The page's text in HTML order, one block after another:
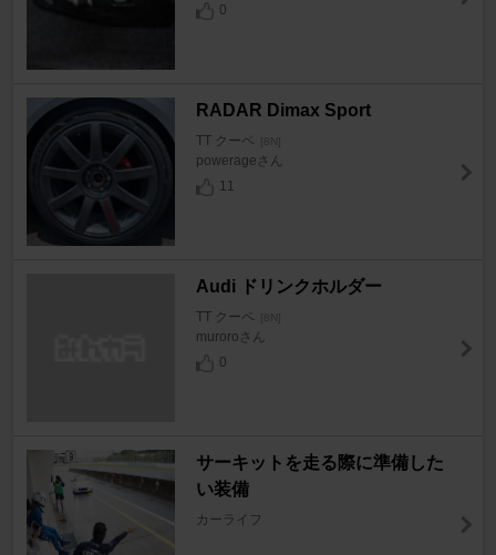
0
RADAR Dimax Sport
TT クーペ [8N]
powerageさん
11
Audi ドリンクホルダー
TT クーペ [8N]
muroroさん
0
サーキットを走る際に準備した
い装備
カーライフ